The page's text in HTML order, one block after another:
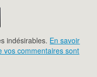
indésirables. En savoir
vos commentaires sont